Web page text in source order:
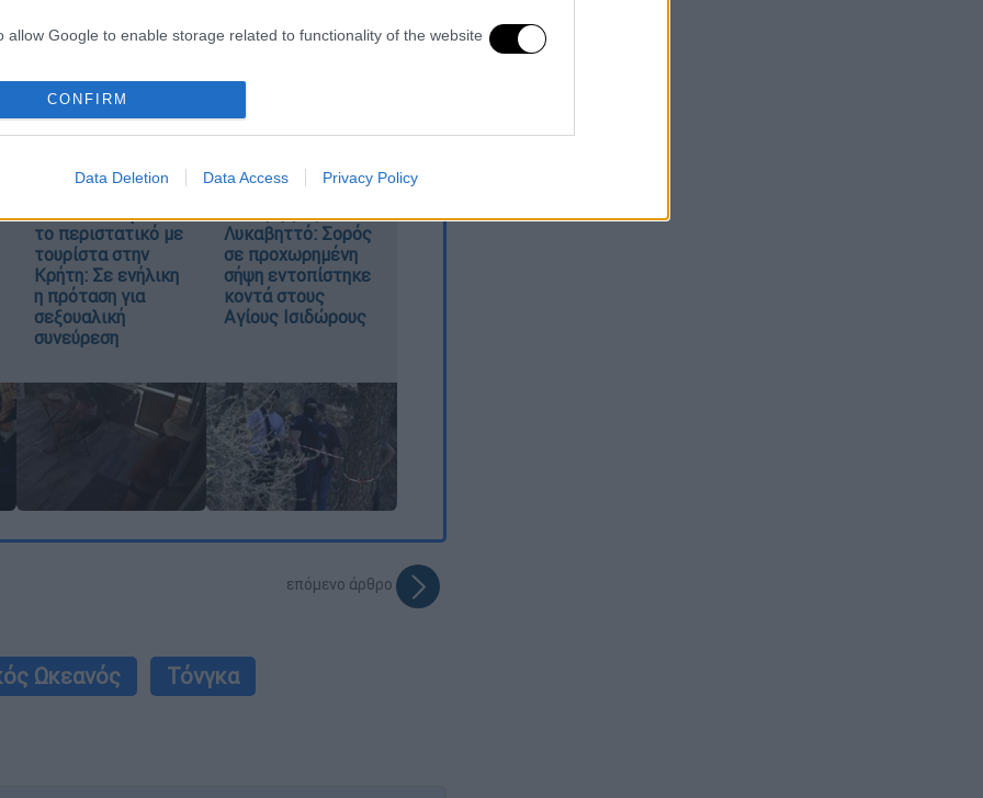
allow Google to enable storage related to functionality of the website
allow Google to enable storage related to personalization.
functionality and fraud prevention, and other user protection.
CONFIRM
Data Deletion Data Access Privacy Policy
δείχνει πλημμυρισμένος.
ότι κύματα εισχώρησαν σε βάθος
το περιστατικό με
τουρίστα στην
Κρήτη: Σε ενήλικη
η πρόταση για
σεξουαλική
συνεύρεση
Λυκαβηττό: Σορός
σε προχωρημένη
σήψη εντοπίστηκε
κοντά στους
Αγίους Ισιδώρους
επόμενο άρθρο
Ωκεανός
Τόνγκα